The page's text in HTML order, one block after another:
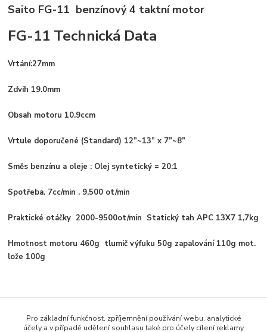
Saito FG-11 benzínový 4 taktní motor
FG-11 Technická Data
Vrtání:27mm
Zdvih 19.0mm
Obsah motoru 10.9ccm
Vrtule doporučené (Standard) 12”~13” x 7”~8”
Směs benzínu a oleje : Olej syntetický = 20:1
Spotřeba. 7cc/min . 9,500 ot/min
Praktické otáčky 2000-9500ot/min Statický tah APC 13X7 1,7kg
Hmotnost motoru 460g tlumič výfuku 50g zapalování 110g mot.
lože 100g
Pro základní funkčnost, zpříjemnění používání webu, analytické
účely a v případě udělení souhlasu také pro účely cílení reklamy